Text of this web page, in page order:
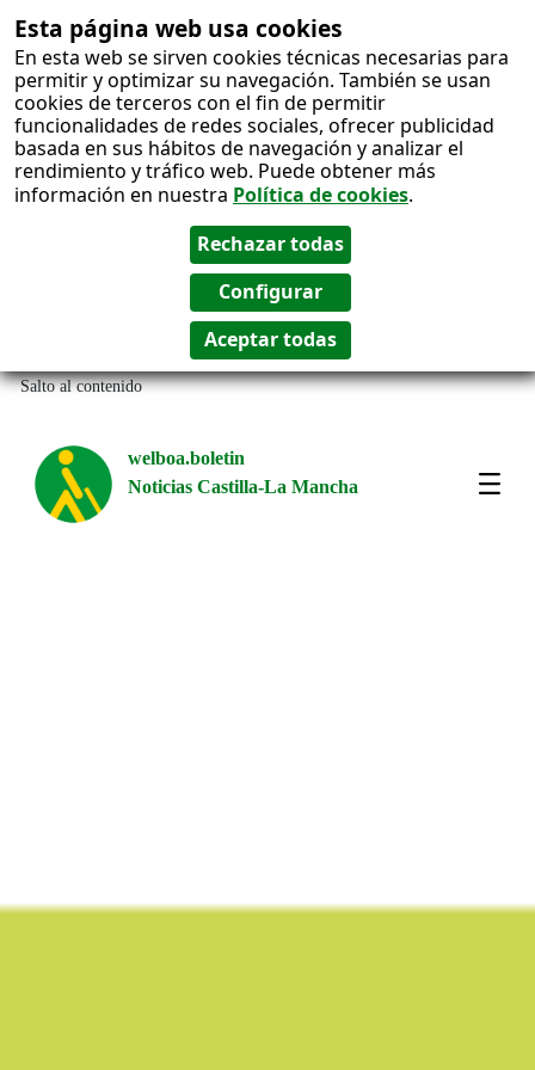
Esta página web usa cookies
En esta web se sirven cookies técnicas necesarias para
permitir y optimizar su navegación. También se usan
cookies de terceros con el fin de permitir
funcionalidades de redes sociales, ofrecer publicidad
basada en sus hábitos de navegación y analizar el
rendimiento y tráfico web. Puede obtener más
información en nuestra Política de cookies.
Salto al contenido
welboa.boletin
Noticias Castilla-La Mancha